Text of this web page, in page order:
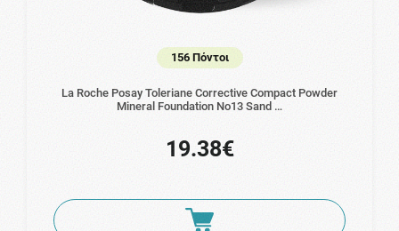
156 Πόντοι
La Roche Posay Toleriane Corrective Compact Powder
Mineral Foundation No13 Sand …
19.38€